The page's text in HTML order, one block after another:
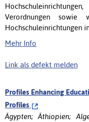
Verordnungen
Hochschuleinrichtungen
Mehr Info
Link als defekt melden
Profiles Enhancing
Profiles
Ägypten; Äthiopien;